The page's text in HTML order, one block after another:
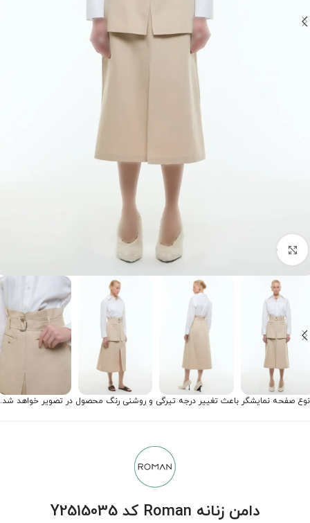
برای بزرگنمایی کلیک کنید
نوع صفحه نمایشگر باعث تغییر درجه تیرگی و روشنی رنگ محصول در تصویر خواهد شد.
دامن زنانه Roman کد Y2515035